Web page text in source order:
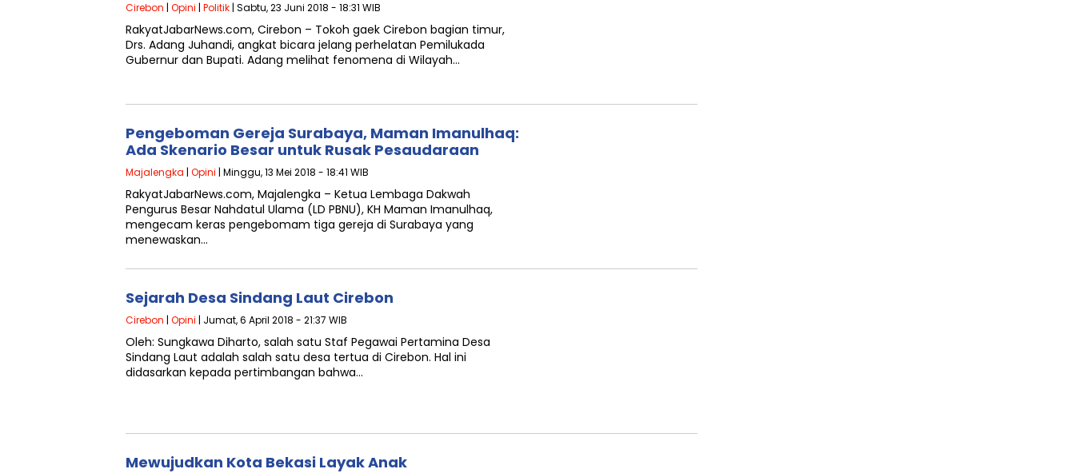
Cirebon | Opini | Politik | Sabtu, 23 Juni 2018 - 18:31 WIB
RakyatJabarNews.com, Cirebon – Tokoh gaek Cirebon bagian timur,
Drs. Adang Juhandi, angkat bicara jelang perhelatan Pemilukada
Gubernur dan Bupati. Adang melihat fenomena di Wilayah…
Pengeboman Gereja Surabaya, Maman Imanulhaq:
Ada Skenario Besar untuk Rusak Pesaudaraan
Majalengka | Opini | Minggu, 13 Mei 2018 - 18:41 WIB
RakyatJabarNews.com, Majalengka – Ketua Lembaga Dakwah
Pengurus Besar Nahdatul Ulama (LD PBNU), KH Maman Imanulhaq,
mengecam keras pengebomam tiga gereja di Surabaya yang
menewaskan…
Sejarah Desa Sindang Laut Cirebon
Cirebon | Opini | Jumat, 6 April 2018 - 21:37 WIB
Oleh: Sungkawa Diharto, salah satu Staf Pegawai Pertamina Desa
Sindang Laut adalah salah satu desa tertua di Cirebon. Hal ini
didasarkan kepada pertimbangan bahwa…
Mewujudkan Kota Bekasi Layak Anak